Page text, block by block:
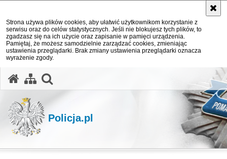
Strona używa plików cookies, aby ułatwić użytkownikom korzystanie z
serwisu oraz do celów statystycznych. Jeśli nie blokujesz tych plików, to
zgadzasz się na ich użycie oraz zapisanie w pamięci urządzenia.
Pamiętaj, że możesz samodzielnie zarządzać cookies, zmieniając
ustawienia przeglądarki. Brak zmiany ustawienia przeglądarki oznacza
wyrażenie zgody.
Policja.pl